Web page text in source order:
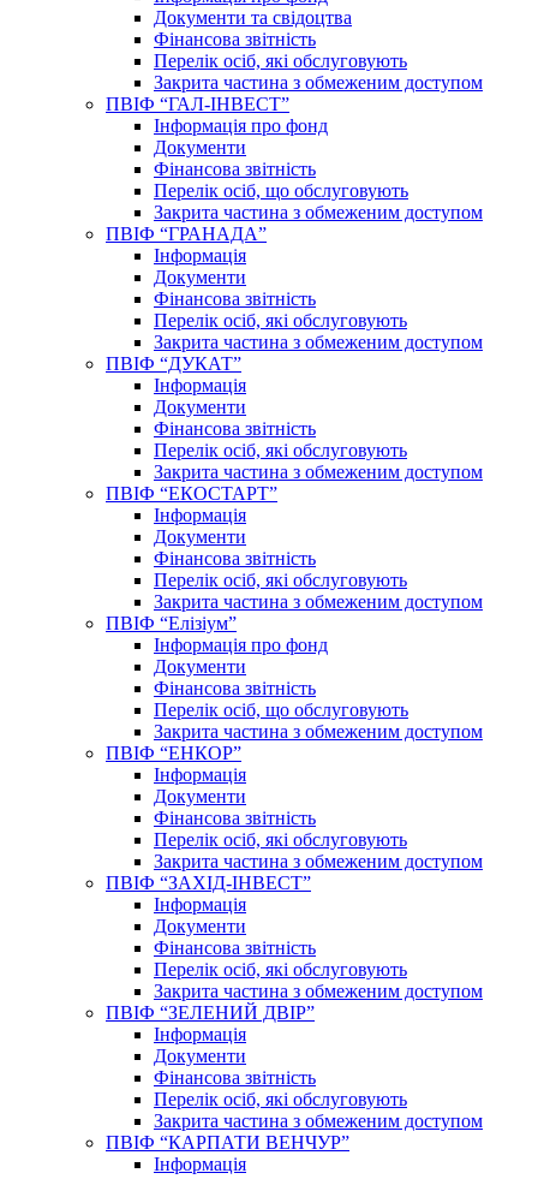
Документи та свідоцтва
Фінансова звітність
Перелік осіб, які обслуговують
Закрита частина з обмеженим доступом
ПВІФ “ГАЛ-ІНВЕСТ”
Інформація про фонд
Документи
Фінансова звітність
Перелік осіб, що обслуговують
Закрита частина з обмеженим доступом
ПВІФ “ГРАНАДА”
Інформація
Документи
Фінансова звітність
Перелік осіб, які обслуговують
Закрита частина з обмеженим доступом
ПВІФ “ДУКАТ”
Інформація
Документи
Фінансова звітність
Перелік осіб, які обслуговують
Закрита частина з обмеженим доступом
ПВІФ “ЕКОСТАРТ”
Інформація
Документи
Фінансова звітність
Перелік осіб, які обслуговують
Закрита частина з обмеженим доступом
ПВІФ “Елізіум”
Інформація про фонд
Документи
Фінансова звітність
Перелік осіб, що обслуговують
Закрита частина з обмеженим доступом
ПВІФ “ЕНКОР”
Інформація
Документи
Фінансова звітність
Перелік осіб, які обслуговують
Закрита частина з обмеженим доступом
ПВІФ “ЗАХІД-ІНВЕСТ”
Інформація
Документи
Фінансова звітність
Перелік осіб, які обслуговують
Закрита частина з обмеженим доступом
ПВІФ “ЗЕЛЕНИЙ ДВІР”
Інформація
Документи
Фінансова звітність
Перелік осіб, які обслуговують
Закрита частина з обмеженим доступом
ПВІФ “КАРПАТИ ВЕНЧУР”
Інформація